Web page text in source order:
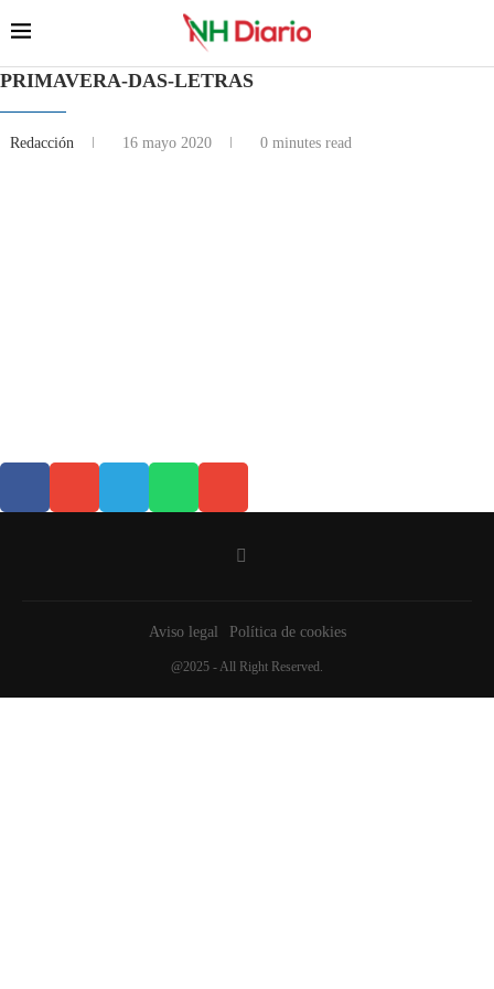
PRIMAVERA-DAS-LETRAS
Redacción 16 mayo 2020 0 minutes read
Aviso legal Política de cookies
@2025 - All Right Reserved.